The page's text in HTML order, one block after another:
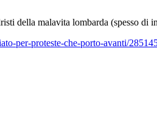
della malavita lombarda (spesso di
per-proteste-che-porto-avanti/